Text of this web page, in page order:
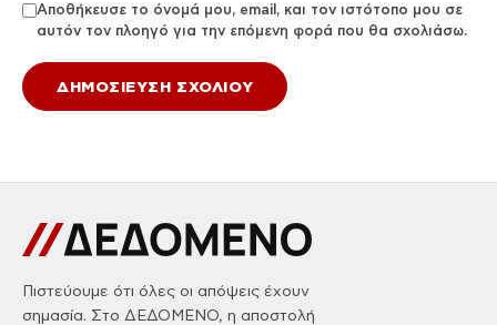
Αποθήκευσε το όνομά μου, email, και τον ιστότοπο μου σε
αυτόν τον πλοηγό για την επόμενη φορά που θα σχολιάσω.
Πιστεύουμε ότι όλες οι απόψεις έχουν
σημασία. Στο ΔΕΔΟΜΕΝΟ, η αποστολή